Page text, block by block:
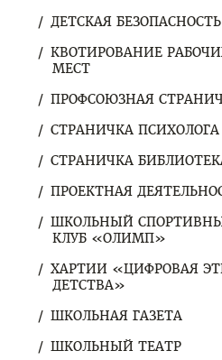
ДЕТСКАЯ БЕЗОПАСНОСТЬ
КВОТИРОВАНИЕ
МЕСТ
ПРОФСОЮЗНАЯ
СТРАНИЧКА ПСИХОЛОГА
СТРАНИЧКА
ПРОЕКТНАЯ
ШКОЛЬНЫЙ
КЛУБ «ОЛИМП»
ХАРТИИ «ЦИФРОВАЯ
ДЕТСТВА»
ШКОЛЬНАЯ ГАЗЕТА
ШКОЛЬНЫЙ ТЕАТР